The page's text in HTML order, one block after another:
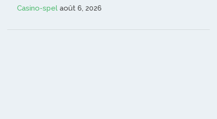
Casino-spel août 6, 2026